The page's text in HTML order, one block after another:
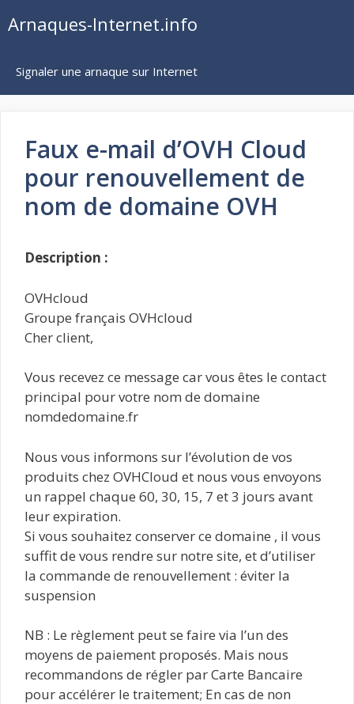
auArnaques-Internet.info
Signaler une arnaque sur Internet
Faux e-mail d’OVH Cloud
pour renouvellement de
nom de domaine OVH
Description :
OVHcloud
Groupe français OVHcloud
Cher client,
Vous recevez ce message car vous êtes le contact
principal pour votre nom de domaine
nomdedomaine.fr
Nous vous informons sur l’évolution de vos
produits chez​​​​​​​ OVHC​​​​​​​lo​u​​d​ et nous vous envoyons
un rappel chaque 60, 30, 15, 7 et 3 jours avant
leur expiration.
Si vous souhaitez conserver ce d‫om‪aі‫ ne , il vous
suffit de vous rendre sur notre site, et d’utiliser
la commande de renouvellement : éviter la
suspension
NB : Le règlement peut se faire via l’un des
moyens de paiement proposés. Mais nous
recommandons de régler par Carte Bancaire
pour accélérer le traitement; En cas de non